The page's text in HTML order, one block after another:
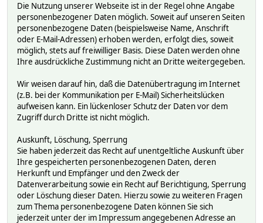
Die Nutzung unserer Webseite ist in der Regel ohne Angabe
personenbezogener Daten möglich. Soweit auf unseren Seiten
personenbezogene Daten (beispielsweise Name, Anschrift
oder E-Mail-Adressen) erhoben werden, erfolgt dies, soweit
möglich, stets auf freiwilliger Basis. Diese Daten werden ohne
Ihre ausdrückliche Zustimmung nicht an Dritte weitergegeben.
Wir weisen darauf hin, daß die Datenübertragung im Internet
(z.B. bei der Kommunikation per E-Mail) Sicherheitslücken
aufweisen kann. Ein lückenloser Schutz der Daten vor dem
Zugriff durch Dritte ist nicht möglich.
Auskunft, Löschung, Sperrung
Sie haben jederzeit das Recht auf unentgeltliche Auskunft über
Ihre gespeicherten personenbezogenen Daten, deren
Herkunft und Empfänger und den Zweck der
Datenverarbeitung sowie ein Recht auf Berichtigung, Sperrung
oder Löschung dieser Daten. Hierzu sowie zu weiteren Fragen
zum Thema personenbezogene Daten können Sie sich
jederzeit unter der im Impressum angegebenen Adresse an